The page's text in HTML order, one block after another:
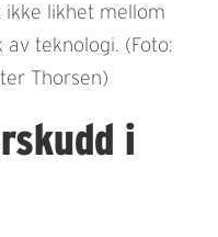
ikke likhet mellom
teknologi. (Foto:
Thorsen)
i